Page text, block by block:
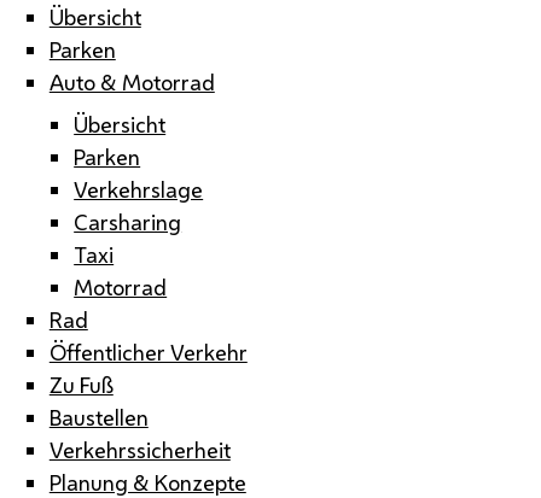
Übersicht
Parken
Auto & Motorrad
Übersicht
Parken
Verkehrslage
Carsharing
Taxi
Motorrad
Rad
Öffentlicher Verkehr
Zu Fuß
Baustellen
Verkehrssicherheit
Planung & Konzepte